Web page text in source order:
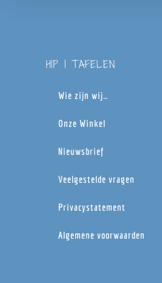
HIP | TAFELEN
Wie zijn wij…
Onze Winkel
Nieuwsbrief
Veelgestelde vragen
Privacystatement
Algemene voorwaarden